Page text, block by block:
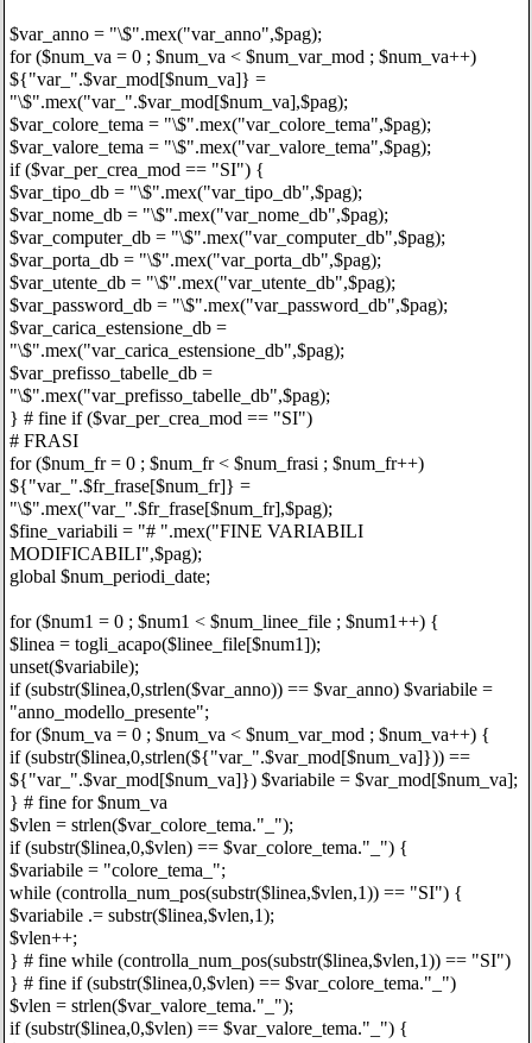
$var_anno = "\$".mex("var_anno",$pag);
for ($num_va = 0 ; $num_va < $num_var_mod ; $num_va++)
${"var_".$var_mod[$num_va]} =
"\$".mex("var_".$var_mod[$num_va],$pag);
$var_colore_tema = "\$".mex("var_colore_tema",$pag);
$var_valore_tema = "\$".mex("var_valore_tema",$pag);
if ($var_per_crea_mod == "SI") {
$var_tipo_db = "\$".mex("var_tipo_db",$pag);
$var_nome_db = "\$".mex("var_nome_db",$pag);
$var_computer_db = "\$".mex("var_computer_db",$pag);
$var_porta_db = "\$".mex("var_porta_db",$pag);
$var_utente_db = "\$".mex("var_utente_db",$pag);
$var_password_db = "\$".mex("var_password_db",$pag);
$var_carica_estensione_db =
"\$".mex("var_carica_estensione_db",$pag);
$var_prefisso_tabelle_db =
"\$".mex("var_prefisso_tabelle_db",$pag);
} # fine if ($var_per_crea_mod == "SI")
# FRASI
for ($num_fr = 0 ; $num_fr < $num_frasi ; $num_fr++)
${"var_".$fr_frase[$num_fr]} =
"\$".mex("var_".$fr_frase[$num_fr],$pag);
$fine_variabili = "# ".mex("FINE VARIABILI
MODIFICABILI",$pag);
global $num_periodi_date;
for ($num1 = 0 ; $num1 < $num_linee_file ; $num1++) {
$linea = togli_acapo($linee_file[$num1]);
unset($variabile);
if (substr($linea,0,strlen($var_anno)) == $var_anno) $variabile =
"anno_modello_presente";
for ($num_va = 0 ; $num_va < $num_var_mod ; $num_va++) {
if (substr($linea,0,strlen(${"var_".$var_mod[$num_va]})) ==
${"var_".$var_mod[$num_va]}) $variabile = $var_mod[$num_va];
} # fine for $num_va
$vlen = strlen($var_colore_tema."_");
if (substr($linea,0,$vlen) == $var_colore_tema."_") {
$variabile = "colore_tema_";
while (controlla_num_pos(substr($linea,$vlen,1)) == "SI") {
$variabile .= substr($linea,$vlen,1);
$vlen++;
} # fine while (controlla_num_pos(substr($linea,$vlen,1)) == "SI")
} # fine if (substr($linea,0,$vlen) == $var_colore_tema."_")
$vlen = strlen($var_valore_tema."_");
if (substr($linea,0,$vlen) == $var_valore_tema."_") {